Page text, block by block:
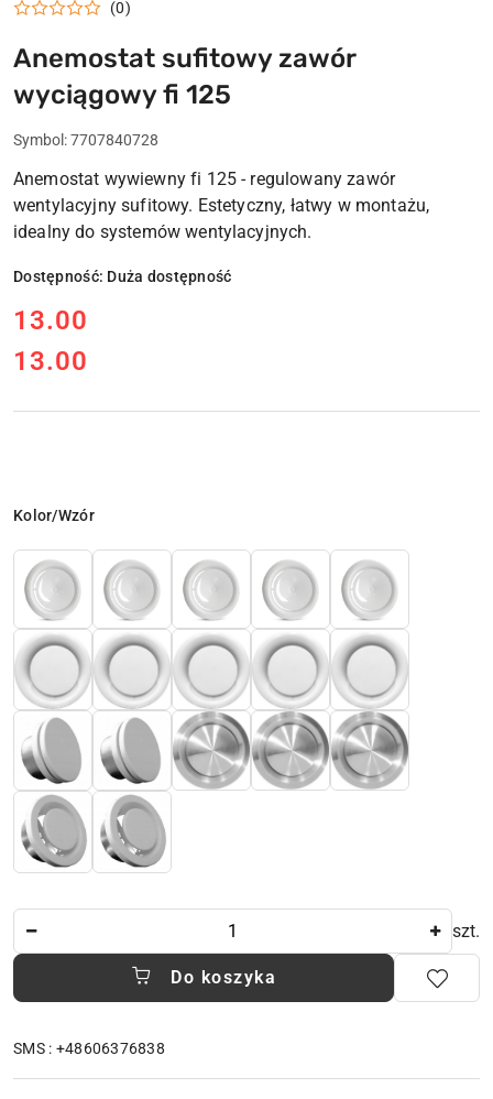
(0)
Anemostat sufitowy zawór
wyciągowy fi 125
Symbol:7707840728
Anemostat wywiewny fi 125 - regulowany zawór
wentylacyjny sufitowy. Estetyczny, łatwy w montażu,
idealny do systemów wentylacyjnych.
Dostępność: Duża dostępność
cena:
13.00
Cena:
13.00
Wariant
Kolor/Wzór
szt.
Do koszyka
SMS : +48606376838